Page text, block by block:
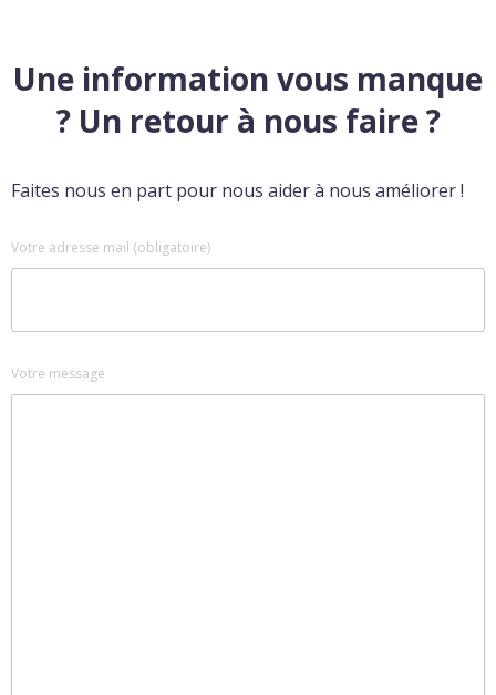
Une information vous manque
? Un retour à nous faire ?
Faites nous en part pour nous aider à nous améliorer !
Votre adresse mail (obligatoire)
Votre message